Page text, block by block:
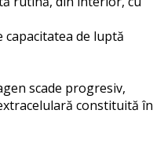
de luptă
scade progresiv,
constituită în